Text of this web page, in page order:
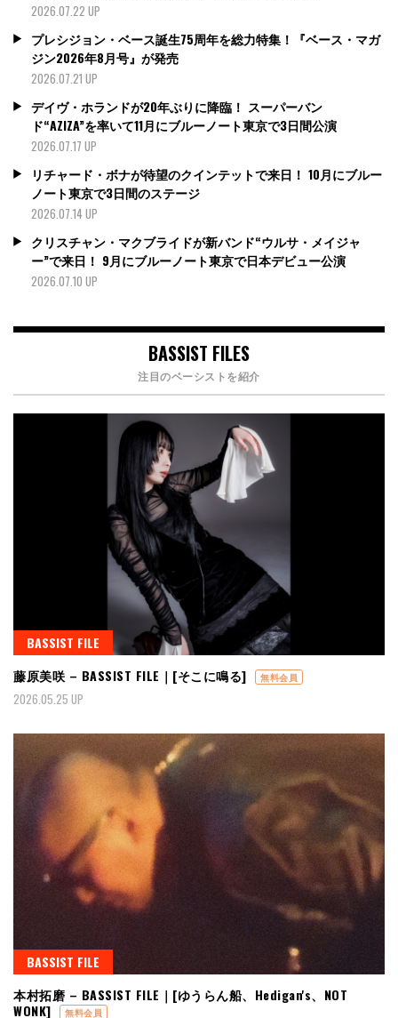
2026.07.22 UP
プレシジョン・ベース誕生75周年を総力特集！『ベース・マガ
ジン2026年8月号』が発売
2026.07.21 UP
デイヴ・ホランドが20年ぶりに降臨！ スーパーバン
ド“AZIZA”を率いて11月にブルーノート東京で3日間公演
2026.07.17 UP
リチャード・ボナが待望のクインテットで来日！ 10月にブルー
ノート東京で3日間のステージ
2026.07.14 UP
クリスチャン・マクブライドが新バンド“ウルサ・メイジャ
ー”で来日！ 9月にブルーノート東京で日本デビュー公演
2026.07.10 UP
BASSIST FILES
注目のベーシストを紹介
BASSIST FILE
藤原美咲 – BASSIST FILE｜[そこに鳴る]
無料会員
2026.05.25 UP
BASSIST FILE
本村拓磨 – BASSIST FILE｜[ゆうらん船、Hedigan's、NOT
WONK]
無料会員